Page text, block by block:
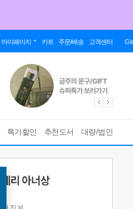
마이페이지 카트 주문/배송 고객센터
특가할인 추천도서 대량/법인